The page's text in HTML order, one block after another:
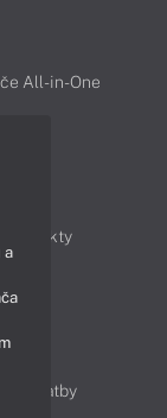
All-in-One
Produkty
a platby
a